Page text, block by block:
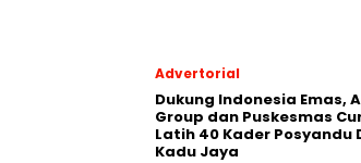
Advertorial
‎Dukung Indonesia Emas,
Group dan Puskesmas
Latih 40 Kader Posyandu
Kadu Jaya‎